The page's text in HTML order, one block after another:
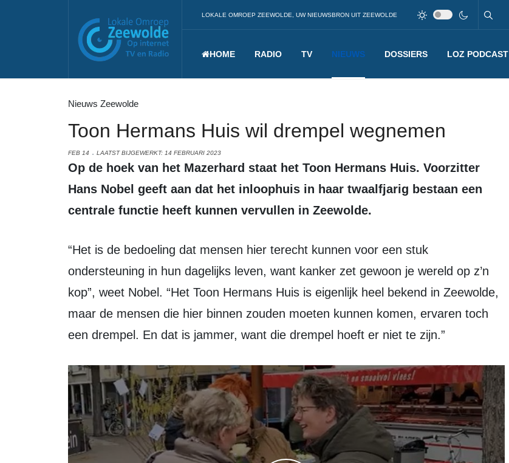
LOKALE OMROEP ZEEWOLDE, UW NIEUWSBRON UIT ZEEWOLDE
HOME RADIO TV NIEUWS DOSSIERS LOZ PODCAST
Nieuws Zeewolde
Toon Hermans Huis wil drempel wegnemen
FEB 14 LAATST BIJGEWERKT: 14 FEBRUARI 2023
Op de hoek van het Mazerhard staat het Toon Hermans Huis. Voorzitter
Hans Nobel geeft aan dat het inloophuis in haar twaalfjarig bestaan een
centrale functie heeft kunnen vervullen in Zeewolde.
“Het is de bedoeling dat mensen hier terecht kunnen voor een stuk
ondersteuning in hun dagelijks leven, want kanker zet gewoon je wereld op z’n
kop”, weet Nobel. “Het Toon Hermans Huis is eigenlijk heel bekend in Zeewolde,
maar de mensen die hier binnen zouden moeten kunnen komen, ervaren toch
een drempel. En dat is jammer, want die drempel hoeft er niet te zijn.”